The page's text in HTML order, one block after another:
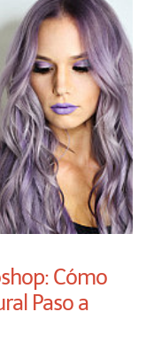
Cómo
Paso a